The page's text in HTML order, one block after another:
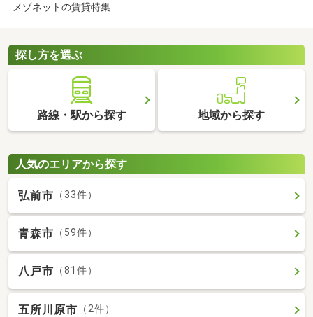
メゾネットの賃貸特集
探し方を選ぶ
路線・駅から探す 地域から探す
人気のエリアから探す
弘前市 （33件）
青森市 （59件）
八戸市 （81件）
五所川原市 （2件）